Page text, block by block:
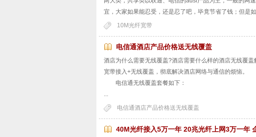
宜，大家如果能忍受，还是忍了吧，毕竟节省了钱；但是
10M光纤宽带
电信通酒店产品价格送无线覆盖
酒店为什么需要无线覆盖?酒店需要什么样的酒店无线覆
宽带接入+无线覆盖，彻底解决酒店网络与通信的烦恼。
电信通无线覆盖套餐如下：
...
电信通酒店产品价格送无线覆盖
40M光纤接入5万一年 20兆光纤上网3万一年